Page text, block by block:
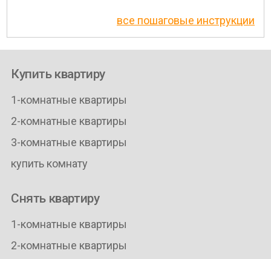
все пошаговые инструкции
Купить квартиру
1-комнатные квартиры
2-комнатные квартиры
3-комнатные квартиры
купить комнату
Снять квартиру
1-комнатные квартиры
2-комнатные квартиры